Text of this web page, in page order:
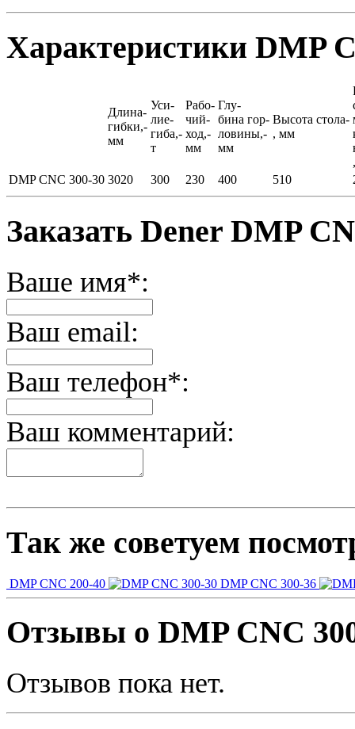
Характеристики DMP
Длина-
гибки,-
мм
Уси-
лие-
гиба,-
т
Рабо-
чий-
ход,-
мм
Глу-
бина гор-
ловины,-
мм
Высота стола-
, мм
DMP CNC 300-30 3020 300 230 400 510
Заказать Dener DMP
Ваше имя*:
Ваш email:
Ваш телефон*:
Ваш комментарий:
Так же советуем
DMP CNC 200-40 DMP CNC 300-36
Отзывы о DMP CNC
Отзывов пока нет.